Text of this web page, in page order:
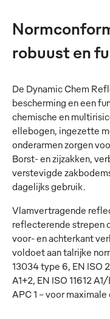
robuust en
De Dynamic Chem
bescherming en een
chemische en
ellebogen, ingezette
onderarmen zorgen
Borst- en zijzakken,
verstevigde
dagelijks gebruik.
Vlamvertragende
reflecterende strepen
voor- en achterkant
voldoet aan talrijke
13034 type 6, EN ISO
A1+2, EN ISO 11612
APC 1 – voor